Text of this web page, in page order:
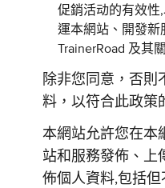
促銷活动的有效性
運本網站、開發
TrainerRoad 及其
除非您同意，否則
料，以符合此政策
本網站允許您在本
站和服務發佈、上
佈個人資料,包括但